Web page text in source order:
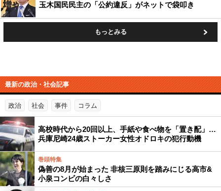
玉木国民民主の「公約違反」がネットで袋叩き
もっとみる
最新の政治・社会記事
政治 社会 事件 コラム
高校時代から20回以上、手紙や食べ物を「置き配」…
兵庫尼崎24歳ストーカー女性オドロキの犯行動機
巻頭特集
偽善の8月が始まった 非核三原則を踏みにじる高市&
小泉コンビの白々しさ